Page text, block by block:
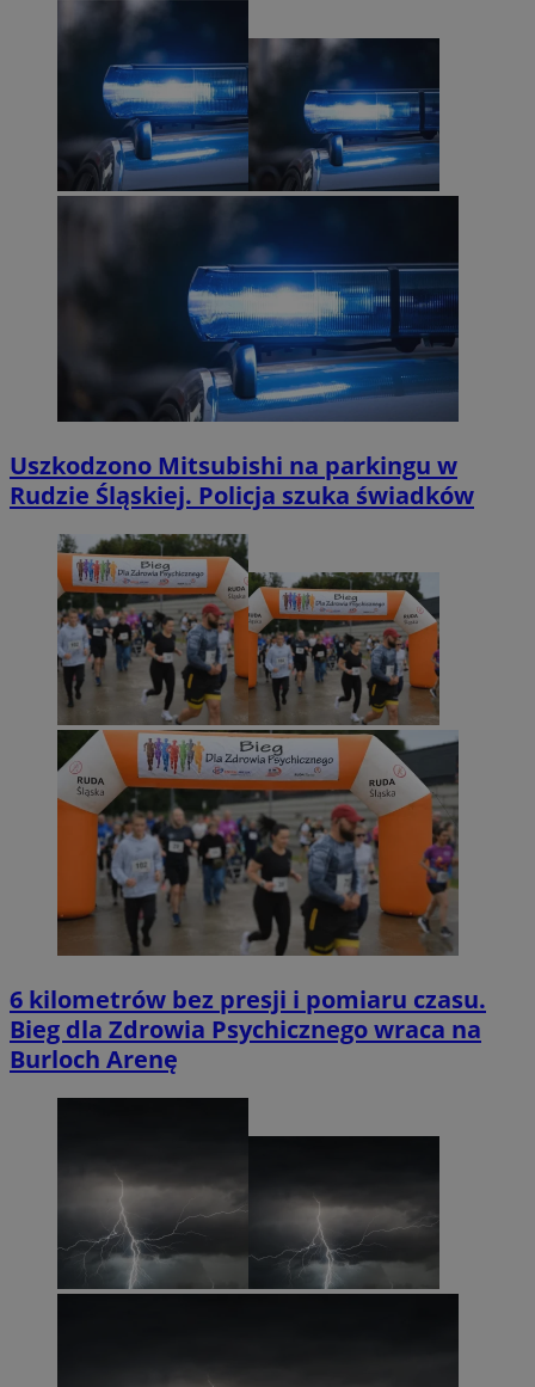
Uszkodzono Mitsubishi na parkingu w
Rudzie Śląskiej. Policja szuka świadków
6 kilometrów bez presji i pomiaru czasu.
Bieg dla Zdrowia Psychicznego wraca na
Burloch Arenę